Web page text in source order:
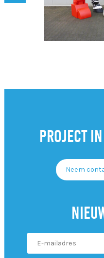
Project
Neem